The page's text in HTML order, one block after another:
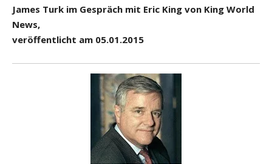
James Turk im Gespräch mit Eric King von King World
News,
veröffentlicht am 05.01.2015